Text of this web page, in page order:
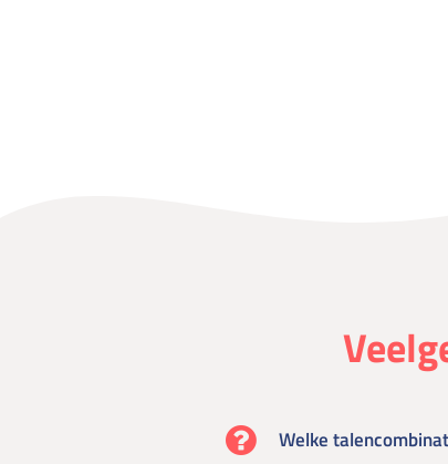
Welke